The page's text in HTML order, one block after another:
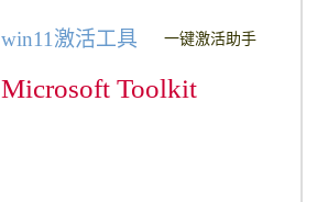
win11激活工具 一键激活助手
Microsoft Toolkit